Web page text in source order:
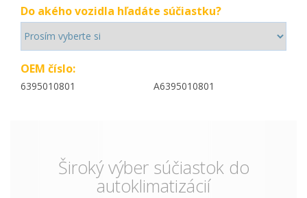
Do akého vozidla hľadáte súčiastku?
OEM číslo:
6395010801 A6395010801
Široký výber súčiastok do
autoklimatizácií